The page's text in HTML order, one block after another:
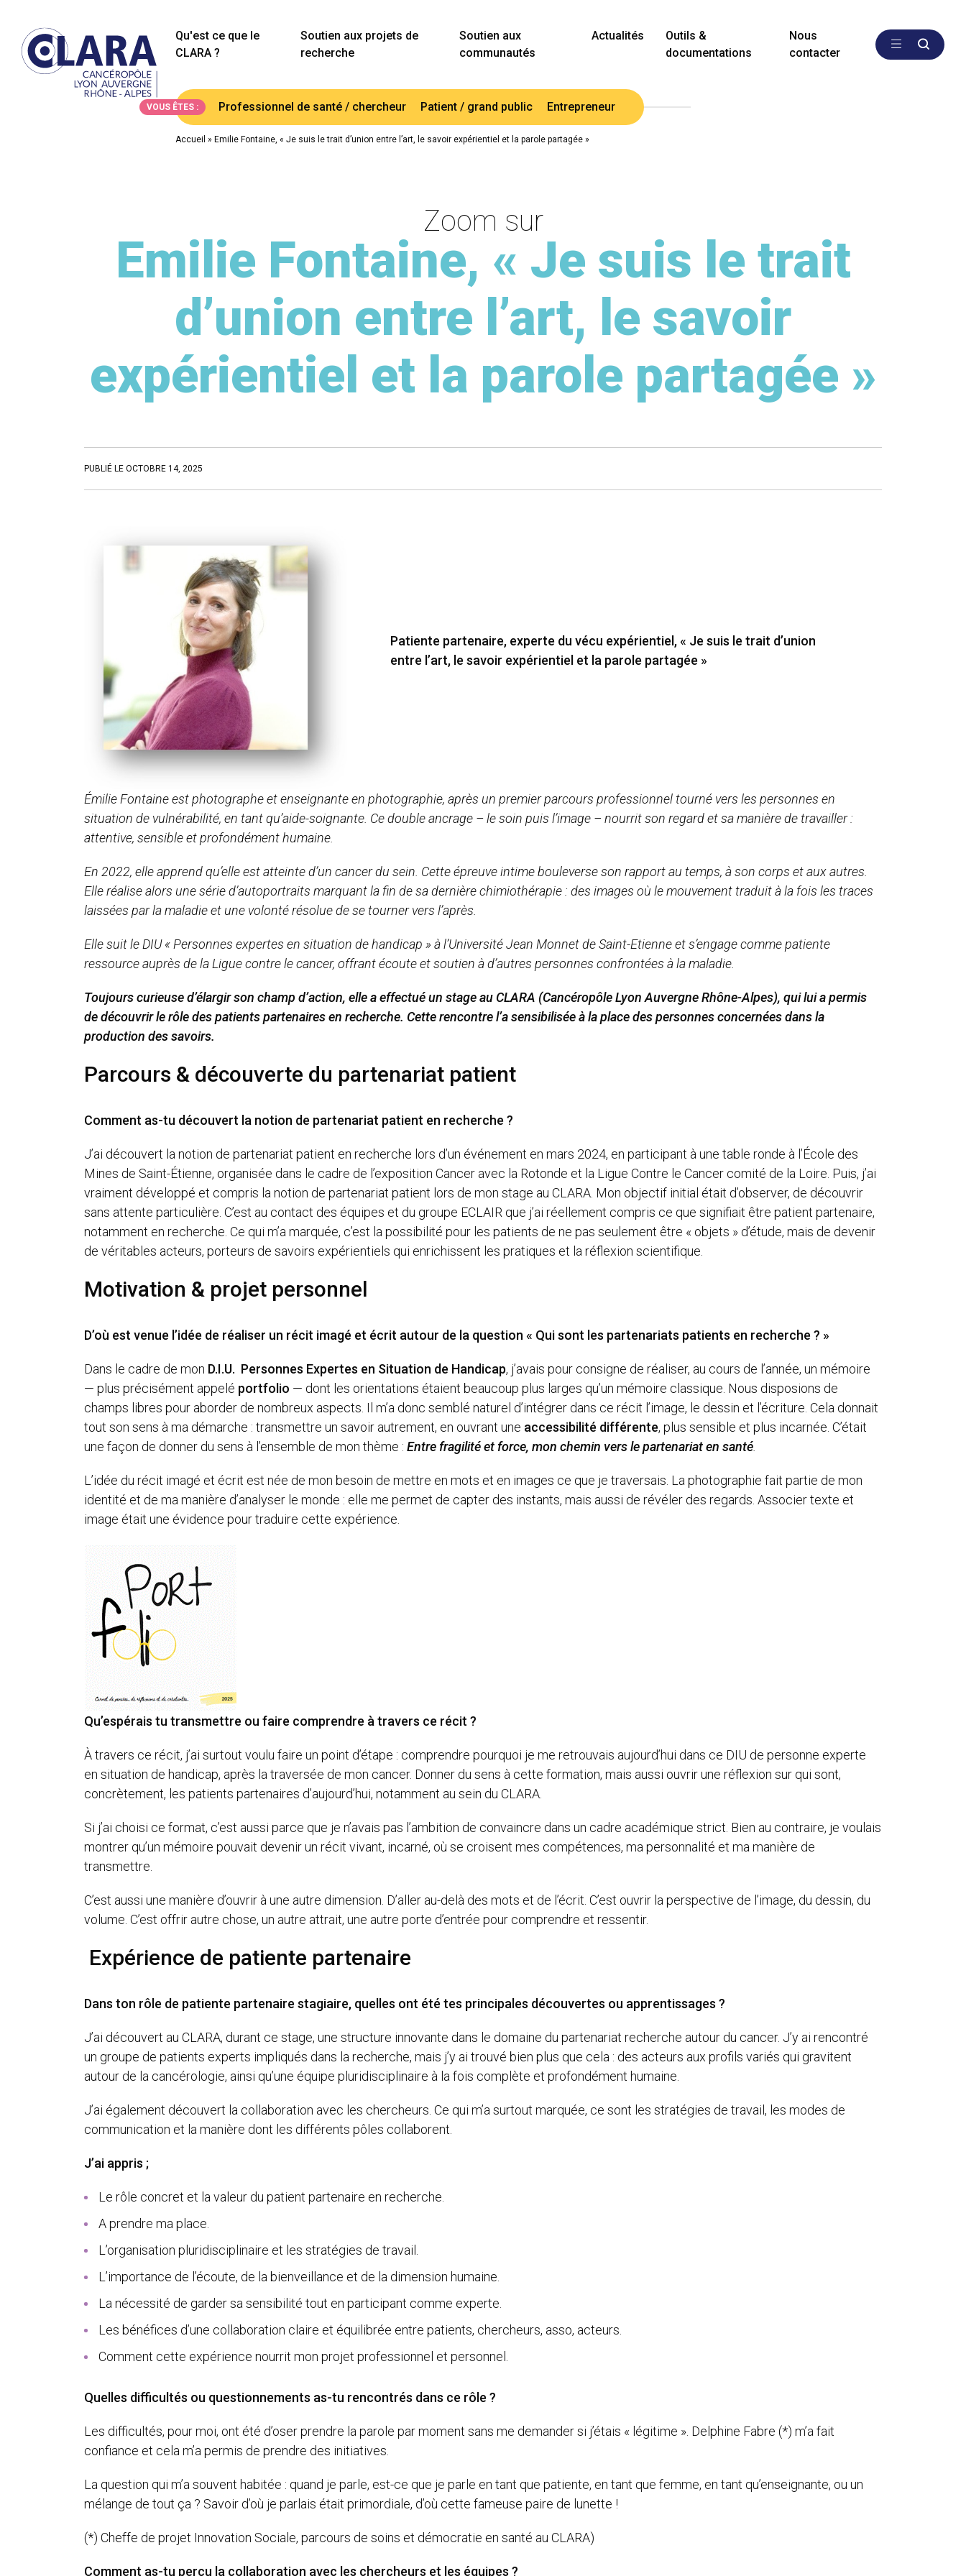
Qu'est ce que le
CLARA ?
Soutien aux projets de
recherche
Soutien aux
communautés
Actualités
Outils &
documentations
Nous
contacter
VOUS ÊTES : Professionnel de santé / chercheur Patient / grand public Entrepreneur
Accueil » Emilie Fontaine, « Je suis le trait d’union entre l’art, le savoir expérientiel et la parole partagée »
Zoom sur
Emilie Fontaine, « Je suis le trait
d’union entre l’art, le savoir
expérientiel et la parole partagée »
PUBLIÉ LE OCTOBRE 14, 2025
Patiente partenaire, experte du vécu expérientiel, « Je suis le trait d’union
entre l’art, le savoir expérientiel et la parole partagée »
Émilie Fontaine est photographe et enseignante en photographie, après un premier parcours professionnel tourné vers les personnes en
situation de vulnérabilité, en tant qu’aide-soignante. Ce double ancrage – le soin puis l’image – nourrit son regard et sa manière de travailler :
attentive, sensible et profondément humaine.
En 2022, elle apprend qu’elle est atteinte d’un cancer du sein. Cette épreuve intime bouleverse son rapport au temps, à son corps et aux autres.
Elle réalise alors une série d’autoportraits marquant la fin de sa dernière chimiothérapie : des images où le mouvement traduit à la fois les traces
laissées par la maladie et une volonté résolue de se tourner vers l’après.
Elle suit le DIU « Personnes expertes en situation de handicap » à l’Université Jean Monnet de Saint-Etienne et s’engage comme patiente
ressource auprès de la Ligue contre le cancer, offrant écoute et soutien à d’autres personnes confrontées à la maladie.
Toujours curieuse d’élargir son champ d’action, elle a effectué un stage au CLARA (Cancéropôle Lyon Auvergne Rhône-Alpes), qui lui a permis
de découvrir le rôle des patients partenaires en recherche. Cette rencontre l’a sensibilisée à la place des personnes concernées dans la
production des savoirs.
Parcours & découverte du partenariat patient
Comment as-tu découvert la notion de partenariat patient en recherche ?
J’ai découvert la notion de partenariat patient en recherche lors d’un événement en mars 2024, en participant à une table ronde à l’École des
Mines de Saint-Étienne, organisée dans le cadre de l’exposition Cancer avec la Rotonde et la Ligue Contre le Cancer comité de la Loire. Puis, j’ai
vraiment développé et compris la notion de partenariat patient lors de mon stage au CLARA. Mon objectif initial était d’observer, de découvrir
sans attente particulière. C’est au contact des équipes et du groupe ECLAIR que j’ai réellement compris ce que signifiait être patient partenaire,
notamment en recherche. Ce qui m’a marquée, c’est la possibilité pour les patients de ne pas seulement être « objets » d’étude, mais de devenir
de véritables acteurs, porteurs de savoirs expérientiels qui enrichissent les pratiques et la réflexion scientifique.
Motivation & projet personnel
D’où est venue l’idée de réaliser un récit imagé et écrit autour de la question « Qui sont les partenariats patients en recherche ? »
Dans le cadre de mon D.I.U. Personnes Expertes en Situation de Handicap, j’avais pour consigne de réaliser, au cours de l’année, un mémoire
— plus précisément appelé portfolio — dont les orientations étaient beaucoup plus larges qu’un mémoire classique. Nous disposions de
champs libres pour aborder de nombreux aspects. Il m’a donc semblé naturel d’intégrer dans ce récit l’image, le dessin et l’écriture. Cela donnait
tout son sens à ma démarche : transmettre un savoir autrement, en ouvrant une accessibilité différente, plus sensible et plus incarnée. C’était
une façon de donner du sens à l’ensemble de mon thème : Entre fragilité et force, mon chemin vers le partenariat en santé
L’idée du récit imagé et écrit est née de mon besoin de mettre en mots et en images ce que je traversais. La photographie fait partie de mon
identité et de ma manière d’analyser le monde : elle me permet de capter des instants, mais aussi de révéler des regards. Associer texte et
image était une évidence pour traduire cette expérience.
Qu’espérais tu transmettre ou faire comprendre à travers ce récit ?
À travers ce récit, j’ai surtout voulu faire un point d’étape : comprendre pourquoi je me retrouvais aujourd’hui dans ce DIU de personne experte
en situation de handicap, après la traversée de mon cancer. Donner du sens à cette formation, mais aussi ouvrir une réflexion sur qui sont,
concrètement, les patients partenaires d’aujourd’hui, notamment au sein du CLARA.
Si j’ai choisi ce format, c’est aussi parce que je n’avais pas l’ambition de convaincre dans un cadre académique strict. Bien au contraire, je voulais
montrer qu’un mémoire pouvait devenir un récit vivant, incarné, où se croisent mes compétences, ma personnalité et ma manière de
transmettre.
C’est aussi une manière d’ouvrir à une autre dimension. D’aller au-delà des mots et de l’écrit. C’est ouvrir la perspective de l’image, du dessin, du
volume. C’est offrir autre chose, un autre attrait, une autre porte d’entrée pour comprendre et ressentir.
Expérience de patiente partenaire
Dans ton rôle de patiente partenaire stagiaire, quelles ont été tes principales découvertes ou apprentissages ?
J’ai découvert au CLARA, durant ce stage, une structure innovante dans le domaine du partenariat recherche autour du cancer. J’y ai rencontré
un groupe de patients experts impliqués dans la recherche, mais j’y ai trouvé bien plus que cela : des acteurs aux profils variés qui gravitent
autour de la cancérologie, ainsi qu’une équipe pluridisciplinaire à la fois complète et profondément humaine.
J’ai également découvert la collaboration avec les chercheurs. Ce qui m’a surtout marquée, ce sont les stratégies de travail, les modes de
communication et la manière dont les différents pôles collaborent.
J’ai appris ;
Le rôle concret et la valeur du patient partenaire en recherche.
A prendre ma place.
L’organisation pluridisciplinaire et les stratégies de travail.
L’importance de l’écoute, de la bienveillance et de la dimension humaine.
La nécessité de garder sa sensibilité tout en participant comme experte.
Les bénéfices d’une collaboration claire et équilibrée entre patients, chercheurs, asso, acteurs.
Comment cette expérience nourrit mon projet professionnel et personnel.
Quelles difficultés ou questionnements as-tu rencontrés dans ce rôle ?
Les difficultés, pour moi, ont été d’oser prendre la parole par moment sans me demander si j’étais « légitime ». Delphine Fabre (*) m’a fait
confiance et cela m’a permis de prendre des initiatives.
La question qui m’a souvent habitée : quand je parle, est-ce que je parle en tant que patiente, en tant que femme, en tant qu’enseignante, ou un
mélange de tout ça ? Savoir d’où je parlais était primordiale, d’où cette fameuse paire de lunette !
(*) Cheffe de projet Innovation Sociale, parcours de soins et démocratie en santé au CLARA)
Comment as-tu perçu la collaboration avec les chercheurs et les équipes ?